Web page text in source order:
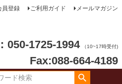
員登録 ご利用ガイド メールマガジン
050-1725-1994 （10~17時受付)
Fax:088-664-4189